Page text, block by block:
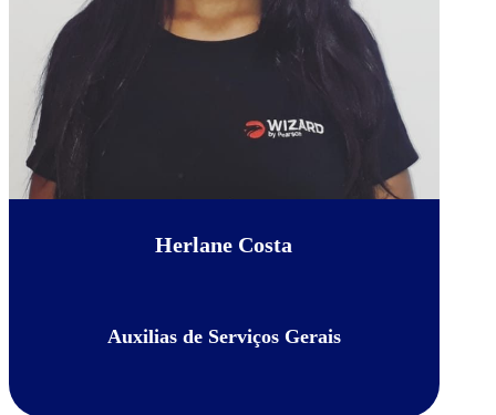
Herlane Costa
Auxilias de Serviços Gerais